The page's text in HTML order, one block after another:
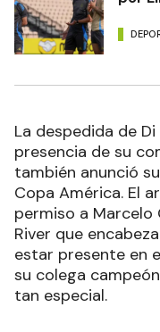
La despedida de
presencia de su
también anunció
Copa América. El
permiso a Marcelo
River que
estar presente en
su colega
tan especial.